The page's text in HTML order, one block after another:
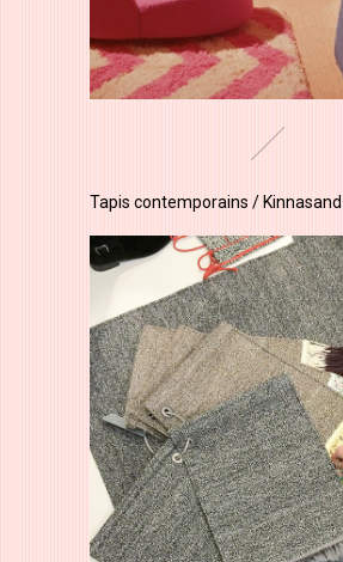
Tapis contemporains / Kinnasand